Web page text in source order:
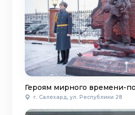
Героям мирного времени-
г. Салехард, ул. Республики 28